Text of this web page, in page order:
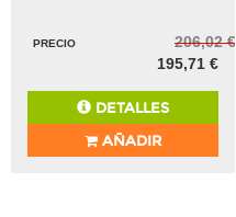
PRECIO
206,02 €
195,71 €
DETALLES
AÑADIR